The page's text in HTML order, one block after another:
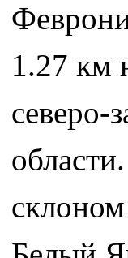
1.27 км
северо-